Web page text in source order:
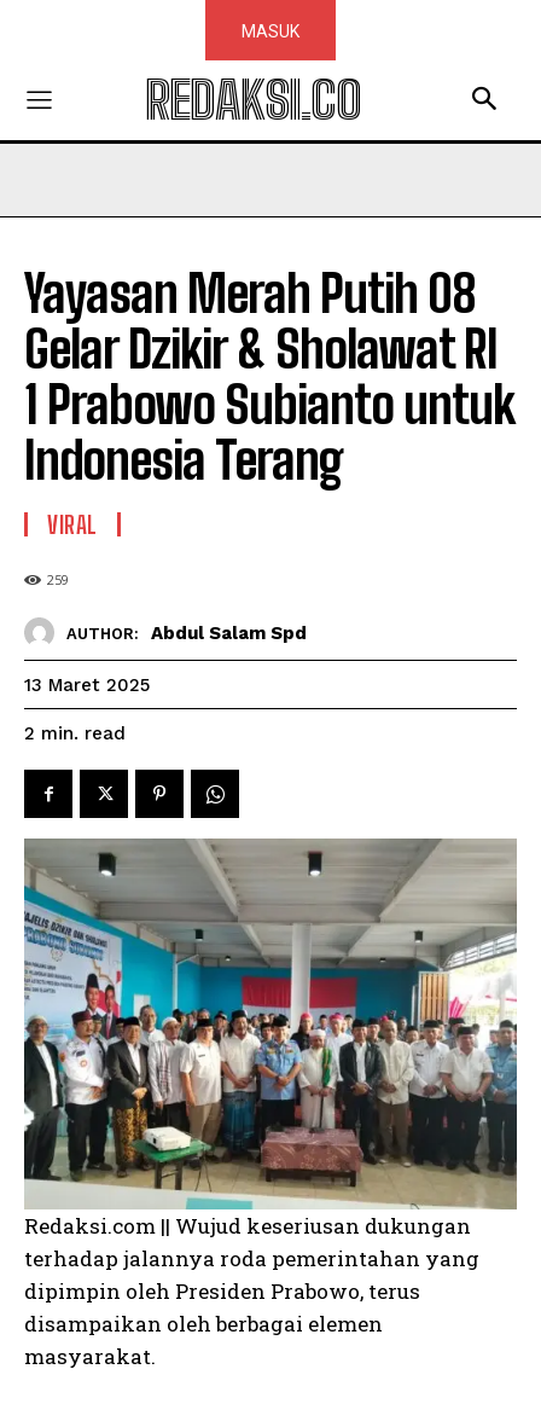
MASUK
REDAKSI.CO
Yayasan Merah Putih 08
Gelar Dzikir & Sholawat RI
1 Prabowo Subianto untuk
Indonesia Terang
VIRAL
259
AUTHOR: Abdul Salam Spd
13 Maret 2025
2 min. read
Redaksi.com || Wujud keseriusan dukungan
terhadap jalannya roda pemerintahan yang
dipimpin oleh Presiden Prabowo, terus
disampaikan oleh berbagai elemen
masyarakat.